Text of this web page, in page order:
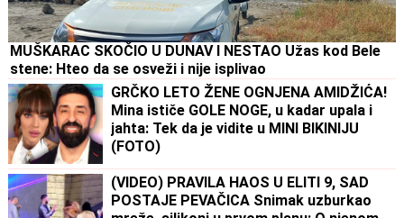
MUŠKARAC SKOČIO U DUNAV I NESTAO Užas kod Bele
stene: Hteo da se osveži i nije isplivao
GRČKO LETO ŽENE OGNJENA AMIDŽIĆA!
Mina ističe GOLE NOGE, u kadar upala i
jahta: Tek da je vidite u MINI BIKINIJU
(FOTO)
(VIDEO) PRAVILA HAOS U ELITI 9, SAD
POSTAJE PEVAČICA Snimak uzburkao